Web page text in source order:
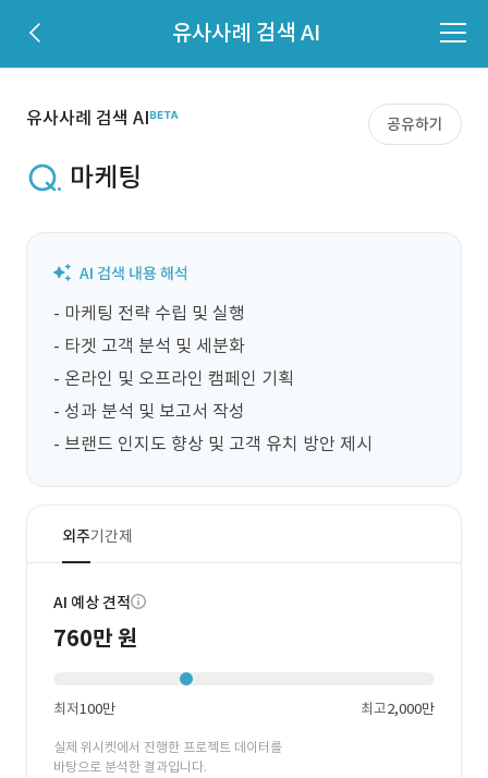
유사사례 검색 AI
유사사례 검색 AI 공유하기
마케팅
- 마케팅 전략 수립 및 실행
- 타겟 고객 분석 및 세분화
- 온라인 및 오프라인 캠페인 기획
- 성과 분석 및 보고서 작성
- 브랜드 인지도 향상 및 고객 유치 방안 제시
외주기간제
AI 예상 견적
760만 원
최저100만 최고2,000만
실제 위시켓에서 진행한 프로젝트 데이터를
바탕으로 분석한 결과입니다.